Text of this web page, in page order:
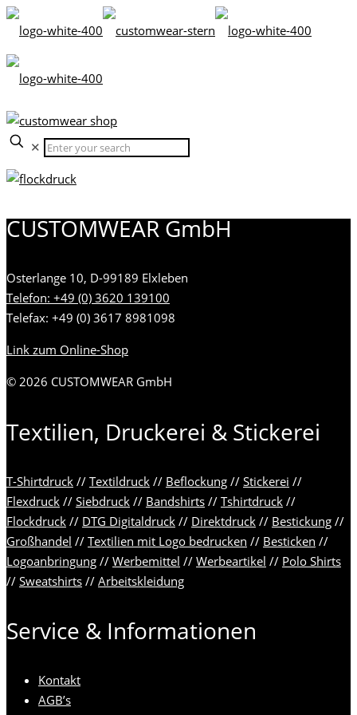
✕
CUSTOMWEAR GmbH
Osterlange 10, D-99189 Elxleben
Telefon: +49 (0) 3620 139100
Telefax: +49 (0) 3617 8981098
Link zum Online-Shop
© 2026 CUSTOMWEAR GmbH
Textilien, Druckerei & Stickerei
T-Shirtdruck // Textildruck // Beflockung // Stickerei //
Flexdruck // Siebdruck // Bandshirts // Tshirtdruck //
Flockdruck // DTG Digitaldruck // Direktdruck // Bestickung //
Großhandel // Textilien mit Logo bedrucken // Besticken //
Logoanbringung // Werbemittel // Werbeartikel // Polo Shirts
// Sweatshirts // Arbeitskleidung
Service & Informationen
Kontakt
AGB’s